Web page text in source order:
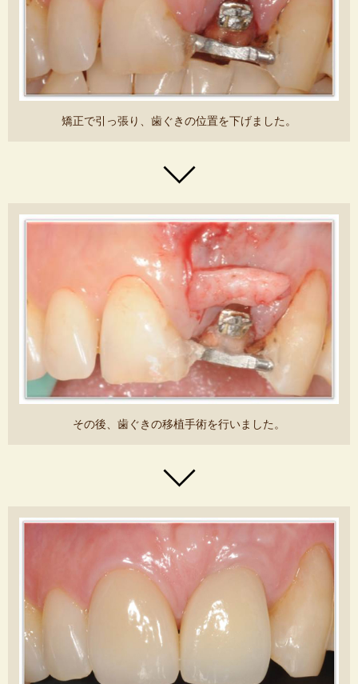
矯正で引っ張り、歯ぐきの位置を下げました。
その後、歯ぐきの移植手術を行いました。